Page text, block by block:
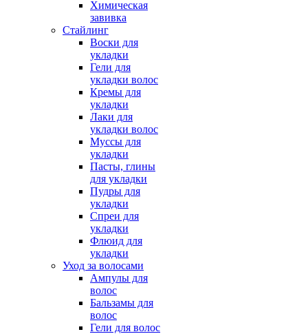
Химическая
завивка
Стайлинг
Воски для
укладки
Гели для
укладки волос
Кремы для
укладки
Лаки для
укладки волос
Муссы для
укладки
Пасты, глины
для укладки
Пудры для
укладки
Спреи для
укладки
Флюид для
укладки
Уход за волосами
Ампулы для
волос
Бальзамы для
волос
Гели для волос